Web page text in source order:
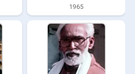
1965